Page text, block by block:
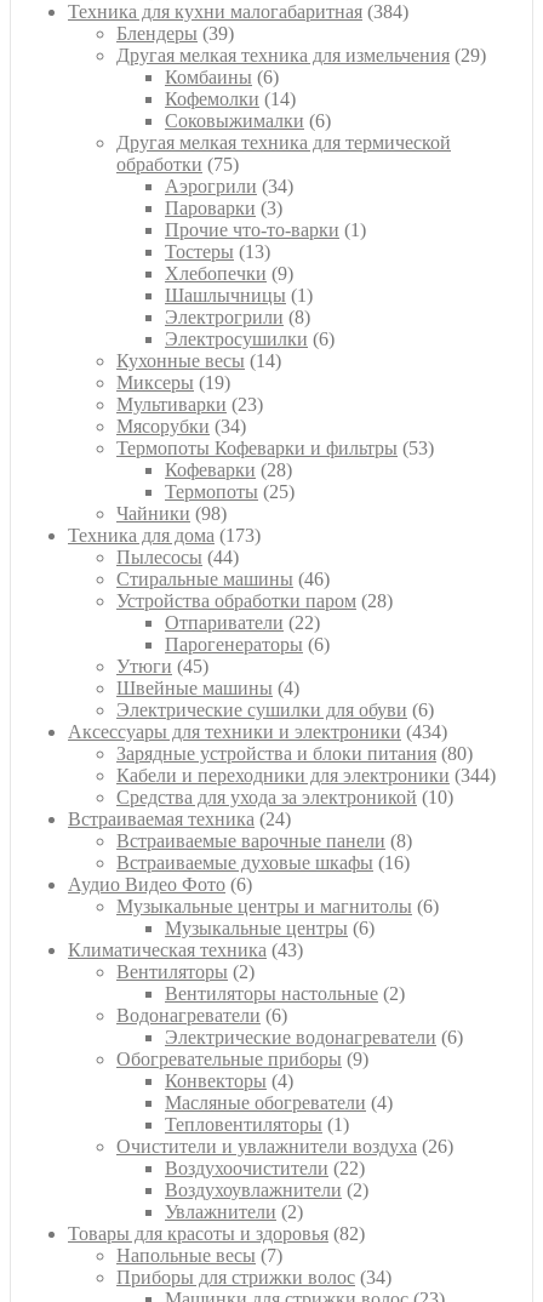
товаров
Техника для кухни малогабаритная 384384
Блендеры 3939
товаров
Другая мелкая техника для измельчения 2929
Комбаины 66
товаров
Кофемолки 1414
товаров
Соковыжималки 66
товаров
Другая мелкая техника для термической
обработки
7575
товаров
Аэрогрили 3434
Пароварки 33
товара
Прочие что-то-варки 11
Тостеры 1313
товаров
Хлебопечки 99
товаров
Шашлычницы 11
товар
Электрогрили 88
товаров
Электросушилки 66
Кухонные весы 1414
Миксеры 1919
товаров
Мультиварки 2323
Мясорубки 3434
товара
Термопоты Кофеварки и фильтры 5353
Кофеварки 2828
товаров
Термопоты 2525
Чайники 9898
товаров
Техника для дома 173173
Пылесосы 4444
товара
Стиральные машины 4646
товаров
Устройства обработки паром 2828
Отпариватели 2222
товара
Парогенераторы 66
Утюги 4545
товаров
Швейные машины 44
товара
Электрические сушилки для обуви 66
товаров
Аксессуары для техники и электроники 434434
товара
Зарядные устройства и блоки питания 8080
товаров
Кабели и переходники для электроники 344344
Средства для ухода за электроникой 1010
Встраиваемая техника 2424
товара
Встраиваемые варочные панели 88
товаров
Встраиваемые духовые шкафы 1616
Аудио Видео Фото 66
товаров
Музыкальные центры и магнитолы 66
Музыкальные центры 66
Климатическая техника 4343
Вентиляторы 22
товара
Вентиляторы настольные 22
Водонагреватели 66
товаров
Электрические водонагреватели 66
Обогревательные приборы 99
Конвекторы 44
товара
Масляные обогреватели 44
Тепловентиляторы 11
товар
Очистители и увлажнители воздуха 2626
Воздухоочистители 2222
товара
Воздухоувлажнители 22
Увлажнители 22
товара
Товары для красоты и здоровья 8282
Напольные весы 77
товаров
Приборы для стрижки волос 3434